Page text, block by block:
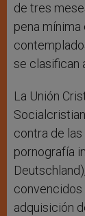
de tres
pena
se clasifican
La Unión
contra de
pornografía
convencidos
adquisición